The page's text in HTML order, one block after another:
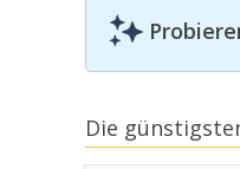
Die